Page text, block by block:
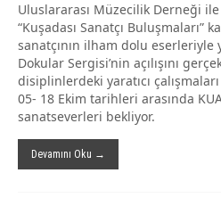
Uluslararası Müzecilik Derneği
“Kuşadası Sanatçı Buluşmaları”
sanatçının ilham dolu eserleriyle
Dokular Sergisi’nin açılışını
disiplinlerdeki yaratıcı
05- 18 Ekim tarihleri arasında
sanatseverleri bekliyor.
Devamını Oku →